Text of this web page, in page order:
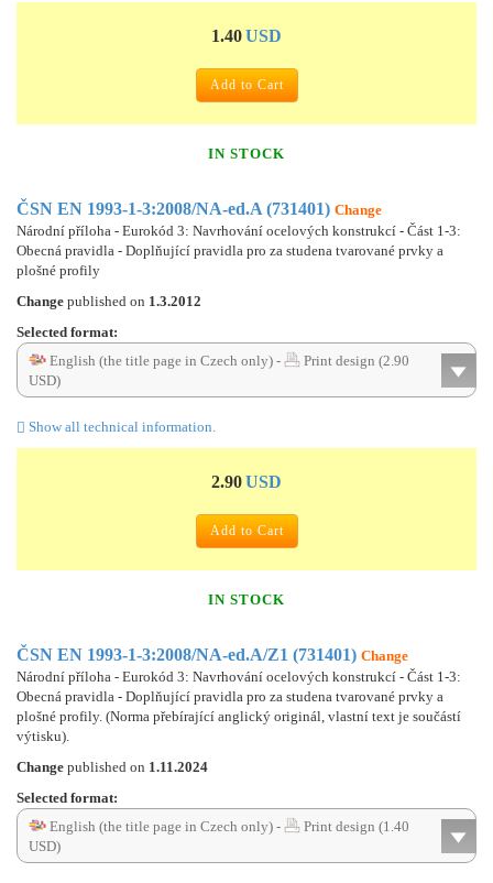
1.40USD
Add to Cart
IN STOCK
ČSN EN 1993-1-3:2008/NA-ed.A (731401) Change
Národní příloha - Eurokód 3: Navrhování ocelových konstrukcí - Část 1-3:
Obecná pravidla - Doplňující pravidla pro za studena tvarované prvky a
plošné profily
Change published on 1.3.2012
Selected format:
English (the title page in Czech only) -
Print design (2.90
USD)
Show all technical information.
2.90USD
Add to Cart
IN STOCK
ČSN EN 1993-1-3:2008/NA-ed.A/Z1 (731401) Change
Národní příloha - Eurokód 3: Navrhování ocelových konstrukcí - Část 1-3:
Obecná pravidla - Doplňující pravidla pro za studena tvarované prvky a
plošné profily. (Norma přebírající anglický originál, vlastní text je součástí
výtisku).
Change published on 1.11.2024
Selected format:
English (the title page in Czech only) -
Print design (1.40
USD)